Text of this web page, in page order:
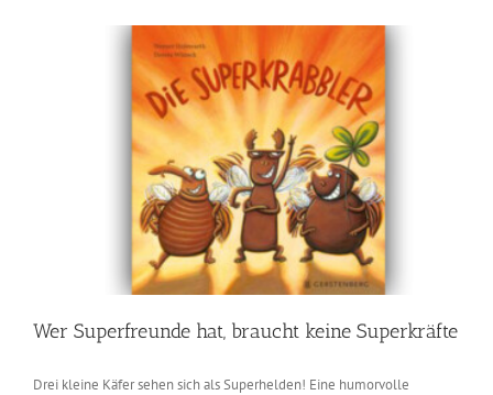
den
Lebensgeistern
Wer Superfreunde hat, braucht keine Superkräfte
Drei kleine Käfer sehen sich als Superhelden! Eine humorvolle